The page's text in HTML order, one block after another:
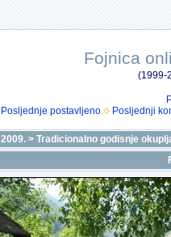
Fojnica
(1999-
Posljednje postavljeno Posljednji
2009. > Tradicionalno godisnje